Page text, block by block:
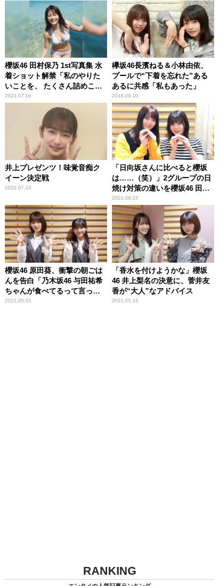
櫻坂46 田村保乃 1st写真集 水
着ショット解禁「私のやりた
いことを、 たくさん詰めこん
でもらいました」
2021.07.19
欅坂46長濱ねる＆小林由依、
プールで“下着を忘れた”ある
あるに共感「私もあった」
2018.08.10
井上プレゼンツ！味覚音痴ク
イーン決定戦
2022.07.10
「日向坂さんに比べると櫻坂
は……（笑）」2グループの日
焼け対策の違いを櫻坂46 田村
保乃＆尾関梨香が振り返る
2021.08.15
櫻坂46 原田葵、衝撃の朝ごは
んを告白「乃木坂46 与田祐希
ちゃんが食べてるって言って
て」 そのメニューに井上梨名
2021.05.05
「香水を付けようかな」櫻坂
46 井上梨名の決意に、菅井友
香が“大人”なアドバイス
2021.05.16
RANKING